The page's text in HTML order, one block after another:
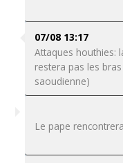
07/08 13:17
Attaques houthies:
restera pas les
saoudienne)
Le pape